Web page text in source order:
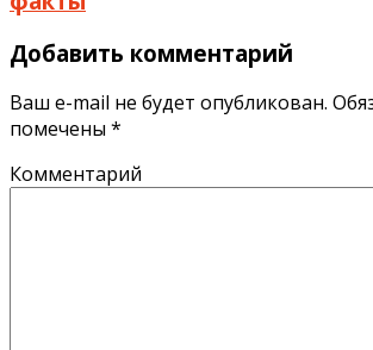
Добавить комментарий
Ваш e-mail не будет опубликован.
помечены *
Комментарий